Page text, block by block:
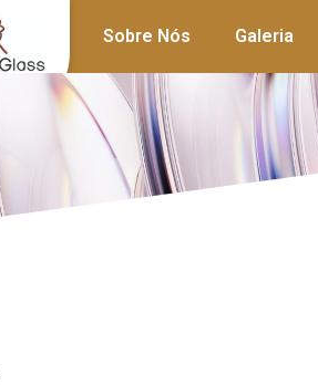
Sobre Nós Galeria